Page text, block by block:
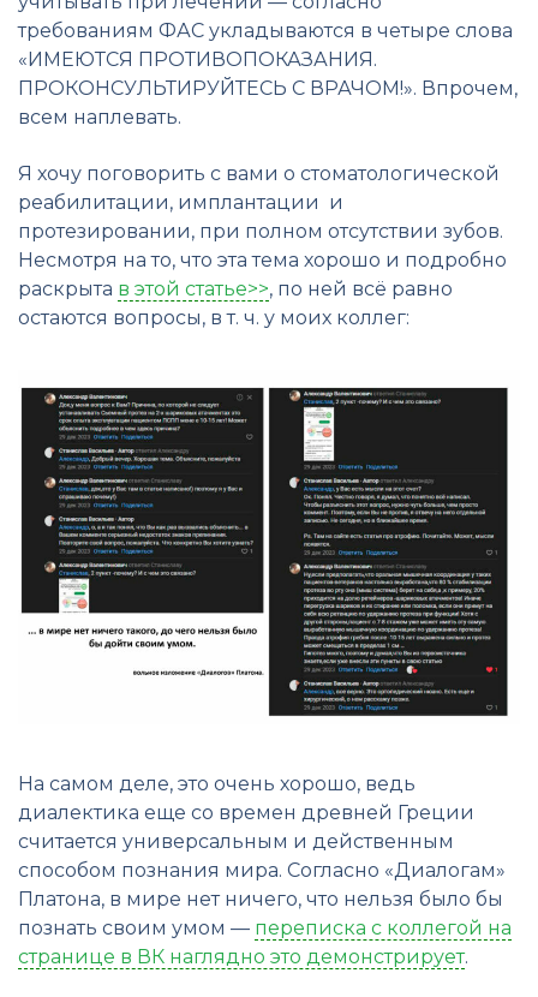
требованиям ФАС укладываются в четыре слова
«ИМЕЮТСЯ ПРОТИВОПОКАЗАНИЯ.
ПРОКОНСУЛЬТИРУЙТЕСЬ С ВРАЧОМ!». Впрочем,
всем наплевать.
Я хочу поговорить с вами о стоматологической
реабилитации, имплантации и
протезировании, при полном отсутствии зубов.
Несмотря на то, что эта тема хорошо и подробно
раскрыта в этой статье>>, по ней всё равно
остаются вопросы, в т. ч. у моих коллег:
На самом деле, это очень хорошо, ведь
диалектика еще со времен древней Греции
считается универсальным и действенным
способом познания мира. Согласно «Диалогам»
Платона, в мире нет ничего, что нельзя было бы
познать своим умом — переписка с коллегой на
странице в ВК наглядно это демонстрирует.